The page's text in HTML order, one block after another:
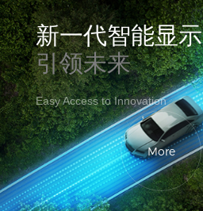
新一代智能显示
引领未来
Easy Access to Innovation
More